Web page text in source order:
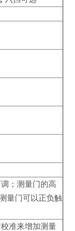
；测量门的高
测量门可以正负触
准来增加测量